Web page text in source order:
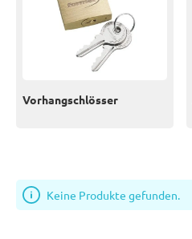
Vorhangschlösser
Keine Produkte gefunden.